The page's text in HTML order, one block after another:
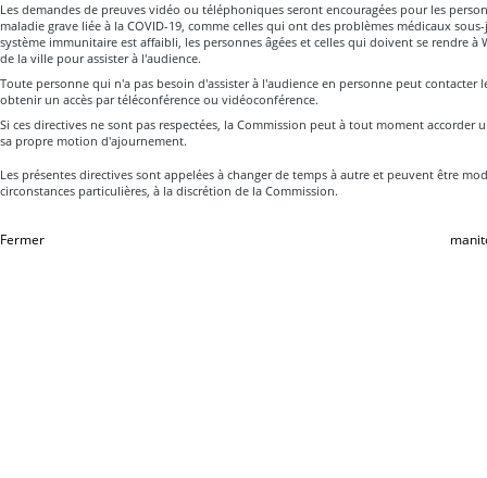
Les demandes de preuves vidéo ou téléphoniques seront encouragées pour les
maladie grave liée à la COVID-19, comme celles qui ont des problèmes médicaux
système immunitaire est affaibli, les personnes âgées et celles qui doivent se rendre à
de la ville pour assister à l'audience.
Toute personne qui n'a pas besoin d'assister à l'audience en personne peut contacter
obtenir un accès par téléconférence ou vidéoconférence.
Si ces directives ne sont pas respectées, la Commission peut à tout moment accorder
sa propre motion d'ajournement.
Les présentes directives sont appelées à changer de temps à autre et peuvent être
circonstances particulières, à la discrétion de la Commission.
Fermer